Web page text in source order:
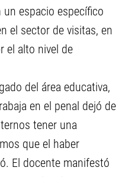
espacio específico
el sector de visitas, en
el alto nivel de
del área educativa,
en el penal dejó de
tener una
que el haber
El docente manifestó